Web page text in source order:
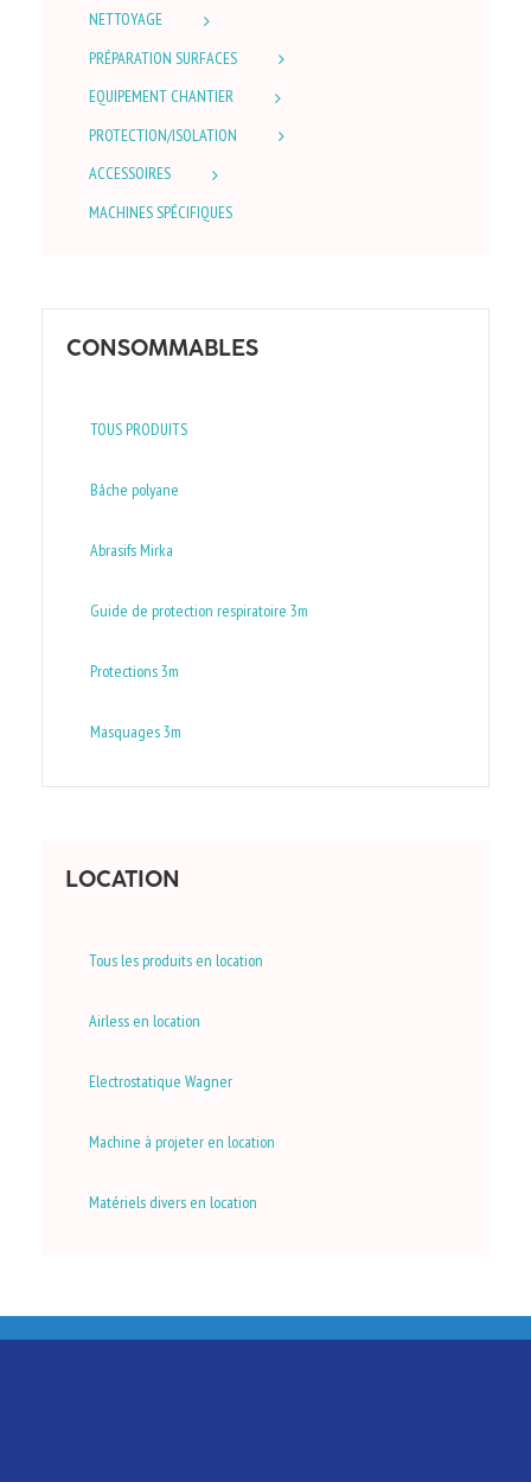
NETTOYAGE
PRÉPARATION SURFACES
EQUIPEMENT CHANTIER
PROTECTION/ISOLATION
ACCESSOIRES
MACHINES SPÉCIFIQUES
CONSOMMABLES
TOUS PRODUITS
Bâche polyane
Abrasifs Mirka
Guide de protection respiratoire 3m
Protections 3m
Masquages 3m
LOCATION
Tous les produits en location
Airless en location
Electrostatique Wagner
Machine à projeter en location
Matériels divers en location